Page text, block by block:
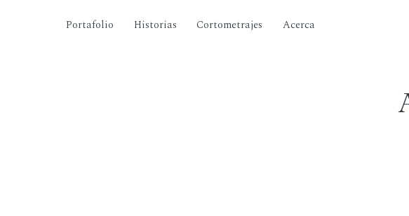
Portafolio Historias Cortometrajes Acerca